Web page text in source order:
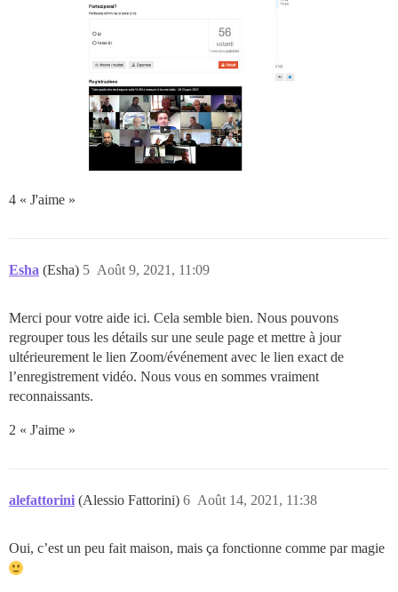
4 « J'aime »
Esha (Esha) Août 9, 2021, 11:09
5
Merci pour votre aide ici. Cela semble bien. Nous pouvons
regrouper tous les détails sur une seule page et mettre à jour
ultérieurement le lien Zoom/événement avec le lien exact de
l’enregistrement vidéo. Nous vous en sommes vraiment
reconnaissants.
2 « J'aime »
alefattorini (Alessio Fattorini) Août 14, 2021, 11:38
6
Oui, c’est un peu fait maison, mais ça fonctionne comme par magie